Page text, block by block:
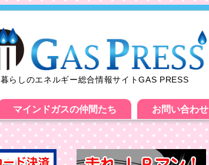
暮らしのエネルギー総合情報サイトGAS PRESS
マインドガスの仲間たち お問い合わせ